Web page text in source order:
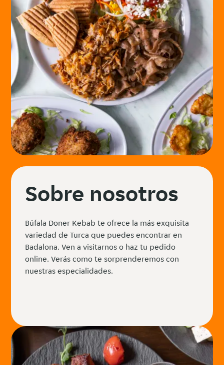
Sobre nosotros
Búfala Doner Kebab te ofrece la más exquisita
variedad de Turca que puedes encontrar en
Badalona. Ven a visitarnos o haz tu pedido
online. Verás como te sorprenderemos con
nuestras especialidades.